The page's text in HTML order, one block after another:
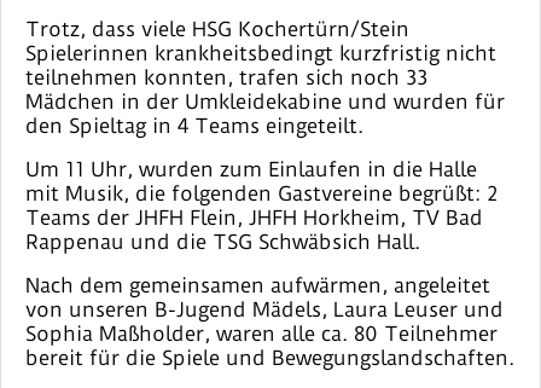
Trotz, dass viele HSG Kochertürn/Stein
Spielerinnen krankheitsbedingt kurzfristig nicht
teilnehmen konnten, trafen sich noch 33
Mädchen in der Umkleidekabine und wurden für
den Spieltag in 4 Teams eingeteilt.
Um 11 Uhr, wurden zum Einlaufen in die Halle
mit Musik, die folgenden Gastvereine begrüßt: 2
Teams der JHFH Flein, JHFH Horkheim, TV Bad
Rappenau und die TSG Schwäbsich Hall.
Nach dem gemeinsamen aufwärmen, angeleitet
von unseren B-Jugend Mädels, Laura Leuser und
Sophia Maßholder, waren alle ca. 80 Teilnehmer
bereit für die Spiele und Bewegungslandschaften.